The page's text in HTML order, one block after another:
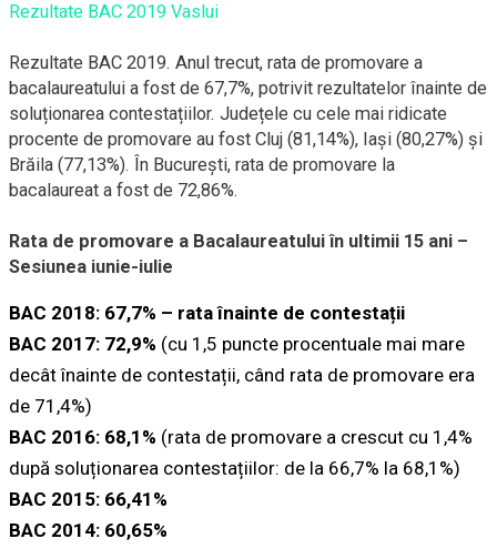
Rezultate BAC 2019 Vaslui
Rezultate BAC 2019. Anul trecut, rata de promovare a
bacalaureatului a fost de 67,7%, potrivit rezultatelor înainte de
soluționarea contestațiilor. Județele cu cele mai ridicate
procente de promovare au fost Cluj (81,14%), Iași (80,27%) şi
Brăila (77,13%). În București, rata de promovare la
bacalaureat a fost de 72,86%.
Rata de promovare a Bacalaureatului în ultimii 15 ani –
Sesiunea iunie-iulie
BAC 2018: 67,7% – rata înainte de contestații
BAC 2017: 72,9% (cu 1,5 puncte procentuale mai mare
decât înainte de contestații, când rata de promovare era
de 71,4%)
BAC 2016: 68,1% (rata de promovare a crescut cu 1,4%
după soluționarea contestațiilor: de la 66,7% la 68,1%)
BAC 2015: 66,41%
BAC 2014: 60,65%